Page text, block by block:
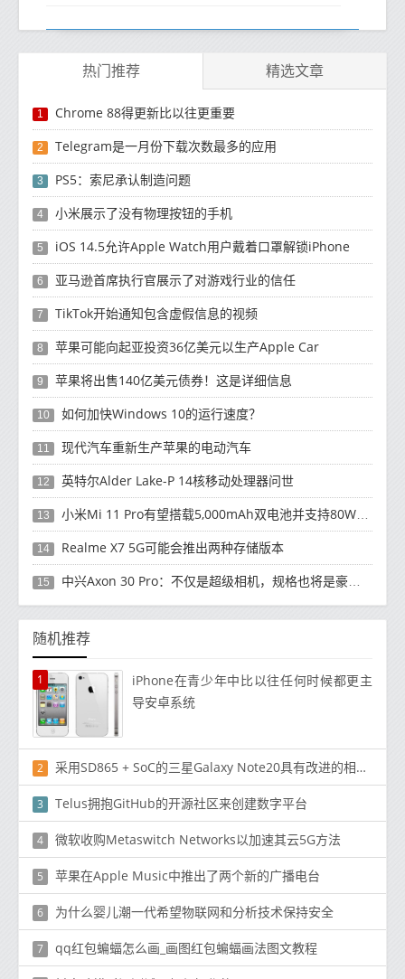
热门推荐 精选文章
1 Chrome 88得更新比以往更重要
2 Telegram是一月份下载次数最多的应用
3 PS5：索尼承认制造问题
4 小米展示了没有物理按钮的手机
5 iOS 14.5允许Apple Watch用户戴着口罩解锁iPhone
6 亚马逊首席执行官展示了对游戏行业的信任
7 TikTok开始通知包含虚假信息的视频
8 苹果可能向起亚投资36亿美元以生产Apple Car
9 苹果将​​出售140亿美元债券！这是详细信息
10 如何加快Windows 10的运行速度？
11 现代汽车重新生产苹果的电动汽车
12 英特尔Alder Lake-P 14核移动处理器问世
13 小米Mi 11 Pro有望搭载5,000mAh双电池并支持80W快速充电
14 Realme X7 5G可能会推出两种存储版本
15 中兴Axon 30 Pro：不仅是超级相机，规格也将是豪华的
随机推荐
1
iPhone在青少年中比以往任何时候都更主
导安卓系统
2 采用SD865 + SoC的三星Galaxy Note20具有改进的相机对焦能力
3 Telus拥抱GitHub的开源社区来创建数字平台
4 微软收购Metaswitch Networks以加速其云5G方法
5 苹果在Apple Music中推出了两个新的广播电台
6 为什么婴儿潮一代希望物联网和分析技术保持安全
7 qq红包蝙蝠怎么画_画图红包蝙蝠画法图文教程